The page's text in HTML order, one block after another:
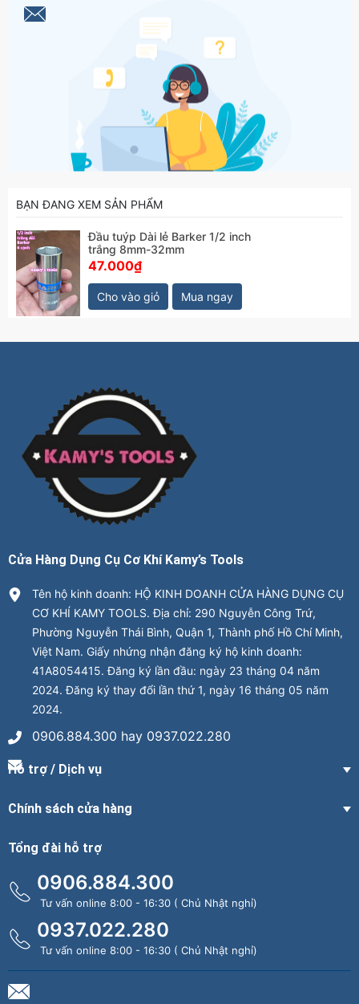
BẠN ĐANG XEM SẢN PHẨM
Đầu tuýp Dài lẻ Barker 1/2 inch
trắng 8mm-32mm
47.000₫
Cho vào giỏ Mua ngay
Cửa Hàng Dụng Cụ Cơ Khí Kamy’s Tools
Tên hộ kinh doanh: HỘ KINH DOANH CỬA HÀNG DỤNG CỤ
CƠ KHÍ KAMY TOOLS. Địa chỉ: 290 Nguyễn Công Trứ,
Phường Nguyễn Thái Bình, Quận 1, Thành phố Hồ Chí Minh,
Việt Nam. Giấy nhứng nhận đăng ký hộ kinh doanh:
41A8054415. Đăng ký lần đầu: ngày 23 tháng 04 năm
2024. Đăng ký thay đổi lần thứ 1, ngày 16 tháng 05 năm
2024.
0906.884.300 hay 0937.022.280
Hỗ trợ / Dịch vụ
Chính sách cửa hàng
Tổng đài hỗ trợ
0906.884.300
Tư vấn online 8:00 - 16:30 ( Chủ Nhật nghỉ)
0937.022.280
Tư vấn online 8:00 - 16:30 ( Chủ Nhật nghỉ)